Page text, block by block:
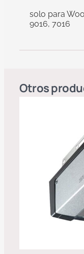
solo para
9016, 7016
Otros